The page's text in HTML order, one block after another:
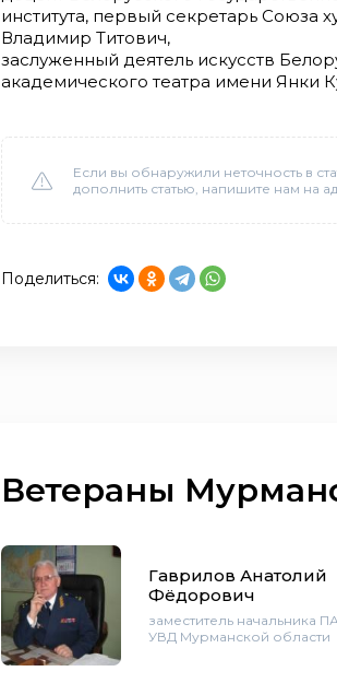
института, первый секретарь Союза
Владимир Титович,
заслуженный деятель искусств
академического театра имени Янки
Если вы обнаружили неточность в
дополнить статью, напишите нам на
Поделиться:
Ветераны
Гаврилов Анатолий
Фёдорович
заместитель начальника
УВД Мурманской области